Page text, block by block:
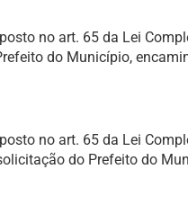
no art. 65 da Lei
do Município,
no art. 65 da Lei
do Prefeito do